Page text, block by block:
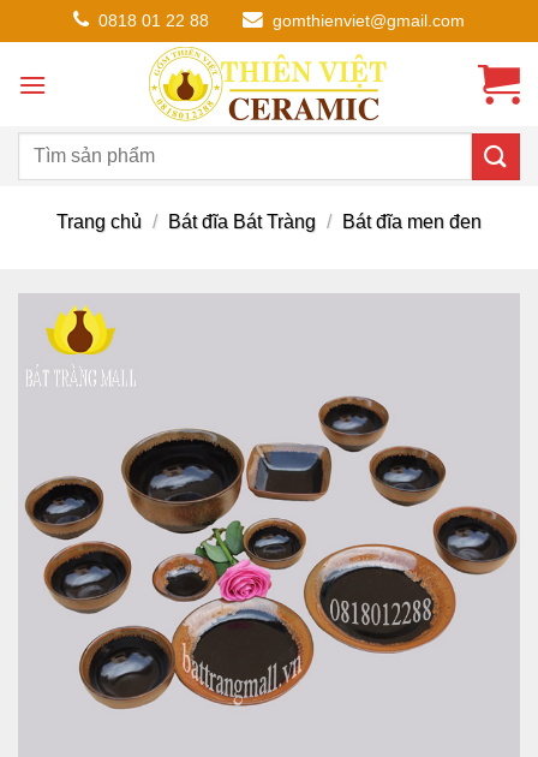
đến
nội
0818 01 22 88 gomthienviet@gmail.com
Trang chủ / Bát đĩa Bát Tràng / Bát đĩa men đen